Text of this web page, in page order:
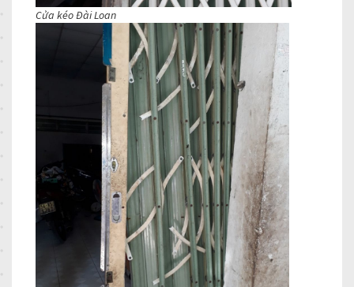
Cửa kéo Đài Loan